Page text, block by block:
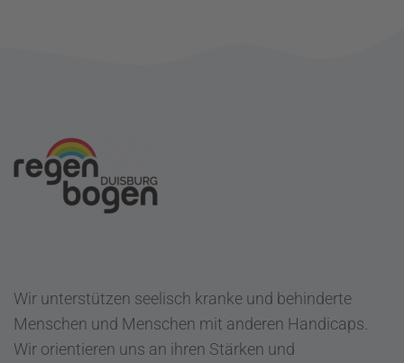
Wir unterstützen seelisch kranke und behinderte
Menschen und Menschen mit anderen Handicaps.
Wir orientieren uns an ihren Stärken und